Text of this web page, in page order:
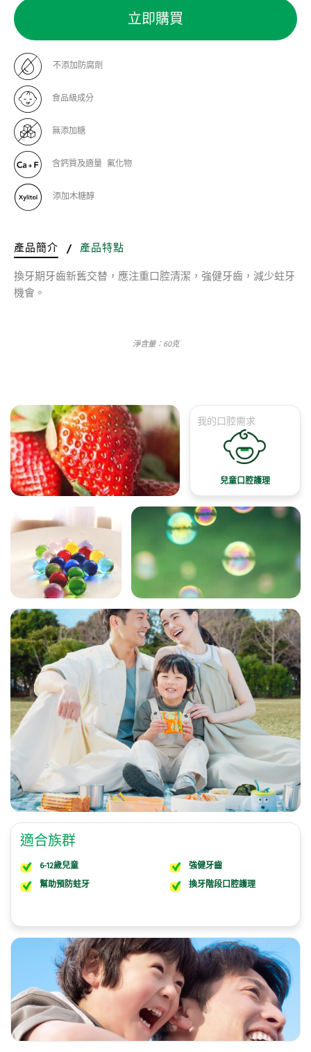
立即購買
不添加防腐劑
食品級成分
無添加糖
含鈣質及適量 氟化物
添加木糖醇
產品簡介 / 產品特點
換牙期牙齒新舊交替，應注重口腔清潔，強健牙齒，減少蛀牙
機會。
淨含量：60克
我的口腔需求
兒童口腔護理
適合族群
6-12歲兒童
幫助預防蛀牙
強健牙齒
換牙階段口腔護理